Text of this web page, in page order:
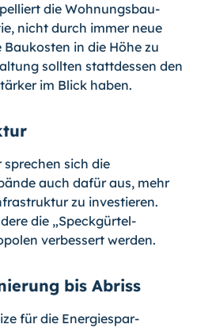
die Wohnungsbau-
nicht durch immer neue
in die Höhe zu
sollten stattdessen den
im Blick haben.
sich die
auch dafür aus, mehr
zu investieren.
die „Speckgürtel-
verbessert werden.
bis Abriss
für die Energiespar-